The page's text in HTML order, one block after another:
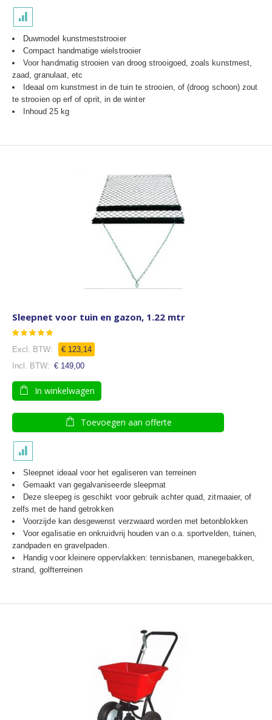
Duwmodel kunstmeststrooier
Compact handmatige wielstrooier
Voor handmatig strooien van droog strooigoed, zoals kunstmest,
zaad, granulaat, etc
Ideaal om kunstmest in de tuin te strooien, of (droog schoon) zout
te strooien op erf of oprit, in de winter
Inhoud 25 kg
Sleepnet voor tuin en gazon, 1.22 mtr
Waardering:
100
100
€ 123,14
€ 149,00
In winkelwagen
Toevoegen aan offerte
Sleepnet ideaal voor het egaliseren van terreinen
Gemaakt van gegalvaniseerde sleepmat
Deze sleepeg is geschikt voor gebruik achter quad, zitmaaier, of
zelfs met de hand getrokken
Voorzijde kan desgewenst verzwaard worden met betonblokken
Voor egalisatie en onkruidvrij houden van o.a. sportvelden, tuinen,
zandpaden en gravelpaden.
Handig voor kleinere oppervlakken: tennisbanen, manegebakken,
strand, golfterreinen